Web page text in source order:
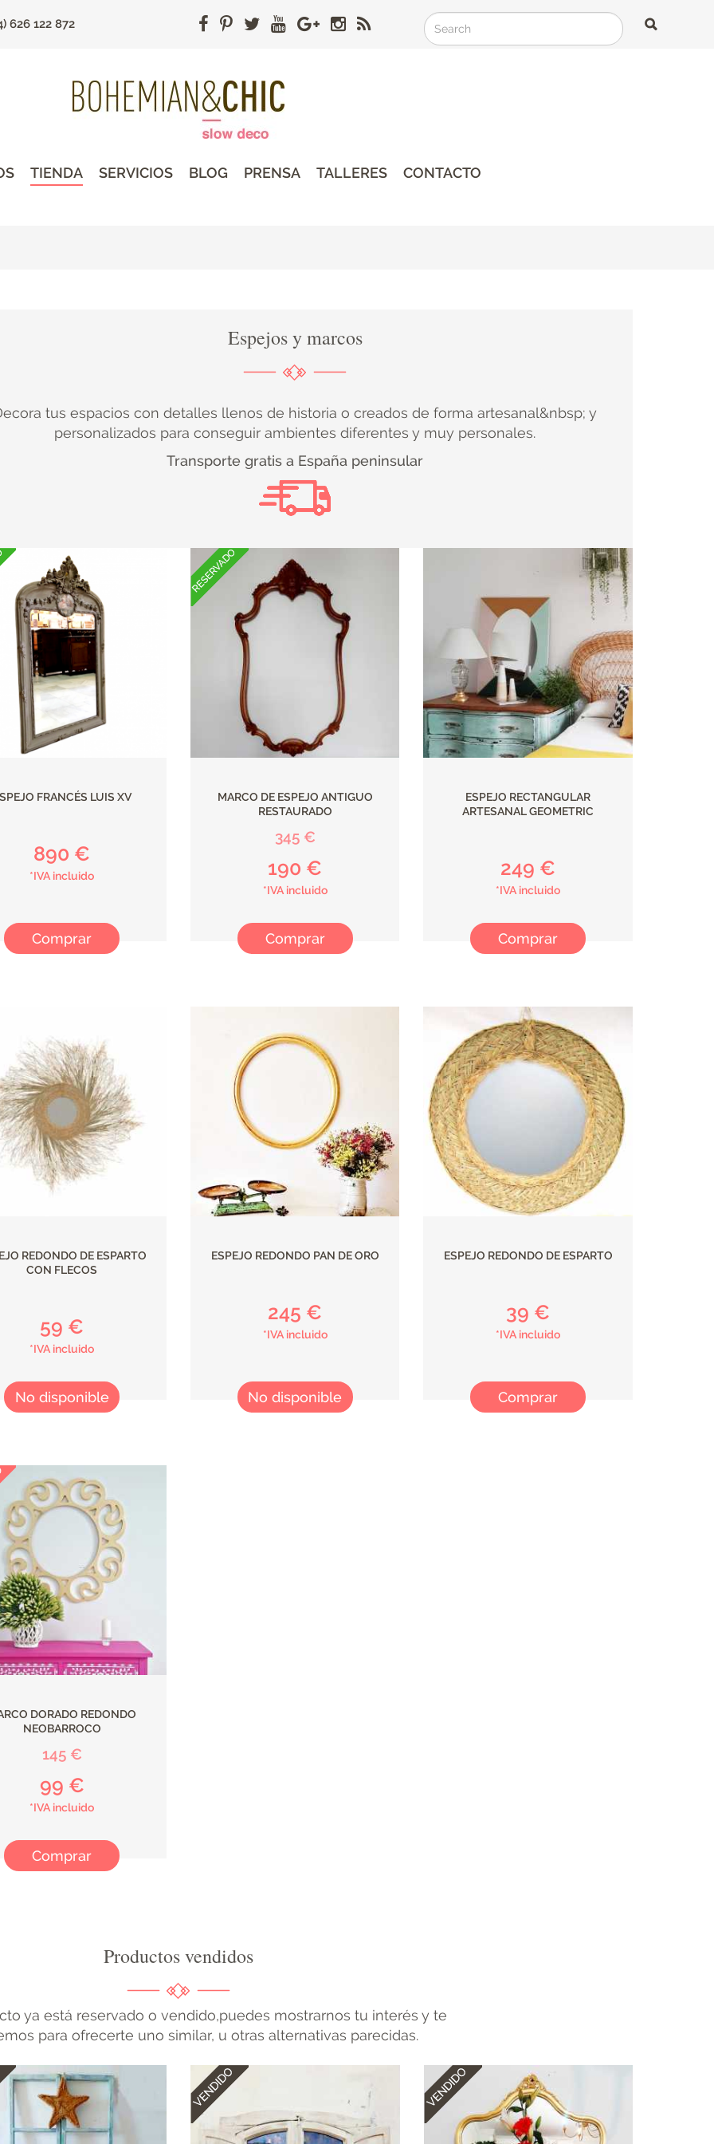
626 122 872
Search
Search
Search
TIENDA SERVICIOS BLOG PRENSA TALLERES CONTACTO
Espejos y marcos
tus espacios con detalles llenos de historia o creados de forma artesanal&nbsp; y
personalizados para conseguir ambientes diferentes y muy personales.
Transporte gratis a España peninsular
FRANCÉS LUIS XV
890 €
*IVA incluido
Comprar
MARCO DE ESPEJO ANTIGUO
RESTAURADO
345 €
190 €
*IVA incluido
Comprar
ESPEJO RECTANGULAR
ARTESANAL GEOMETRIC
249 €
*IVA incluido
Comprar
REDONDO DE ESPARTO
CON FLECOS
59 €
*IVA incluido
No disponible
ESPEJO REDONDO PAN DE ORO
245 €
*IVA incluido
No disponible
ESPEJO REDONDO DE ESPARTO
39 €
*IVA incluido
Comprar
DORADO REDONDO
NEOBARROCO
145 €
99 €
*IVA incluido
Comprar
Productos vendidos
ya está reservado o vendido,puedes mostrarnos tu interés y te
para ofrecerte uno similar, u otras alternativas parecidas.